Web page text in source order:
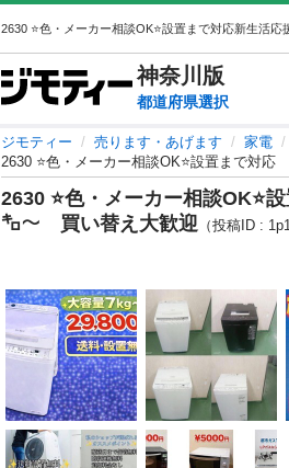
神奈川 版
都道府県選択
ジモティー 売ります・あげます 家電
2630 ⭐️色・メーカー相談OK⭐️設置まで
2630 ⭐️色・メーカー相談
㌔〜 買い替え大歓迎 （投稿ID :